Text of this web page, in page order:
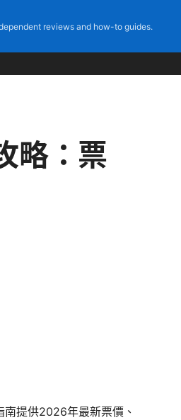
reviews and how-to guides.
略：票
提供2026年最新票價、